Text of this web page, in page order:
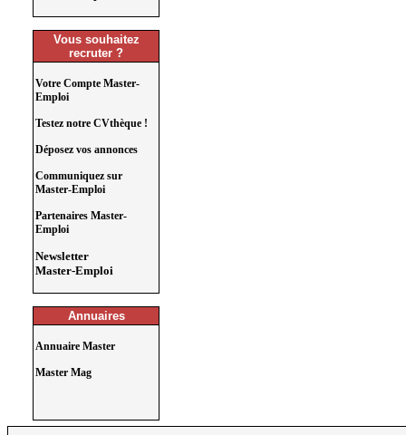
Vous souhaitez
recruter ?
Votre Compte Master-
Emploi
Testez notre CVthèque !
Déposez vos annonces
Communiquez sur
Master-Emploi
Partenaires Master-
Emploi
Newsletter
Master-Emploi
Annuaires
Annuaire Master
Master Mag